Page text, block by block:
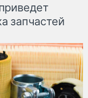
запчастей